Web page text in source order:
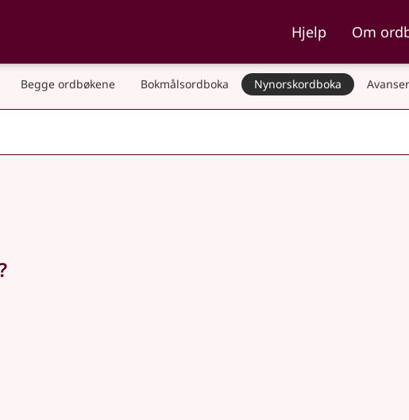
og NynorskordbokaHjelp Om
Begge ordbøkene Bokmålsordboka Nynorskordboka